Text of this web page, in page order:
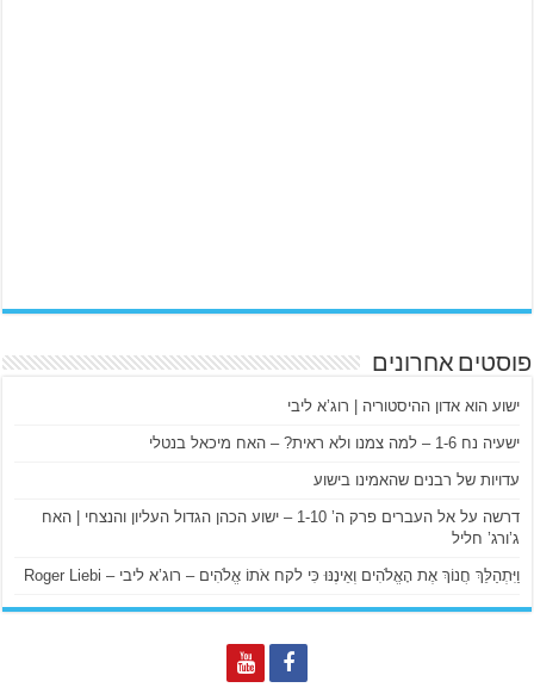
פוסטים אחרונים
ישוע הוא אדון ההיסטוריה | רוג’א ליבי
ישעיה נח 1-6 – למה צמנו ולא ראית? – האח מיכאל בנטלי
עדויות של רבנים שהאמינו בישוע
דרשה על אל העברים פרק ה’ 1-10 – ישוע הכהן הגדול העליון והנצחי | האח
ג’ורג’ חליל
וַיִּתְהַלֵּךְ חֲנוֹךְ אֶת הָאֱלֹהִים וְאֵינֶנּוּ כִּי לקח אֹתוֹ אֱלֹהִים – רוג’א ליבי – Roger Liebi